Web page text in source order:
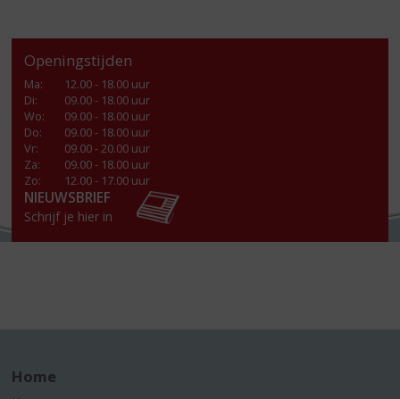
Openingstijden
Ma:
12.00 - 18.00 uur
Di:
09.00 - 18.00 uur
Wo:
09.00 - 18.00 uur
Do:
09.00 - 18.00 uur
Vr:
09.00 - 20.00 uur
Za:
09.00 - 18.00 uur
Zo:
12.00 - 17.00 uur
NIEUWSBRIEF
Schrijf je hier in
Home